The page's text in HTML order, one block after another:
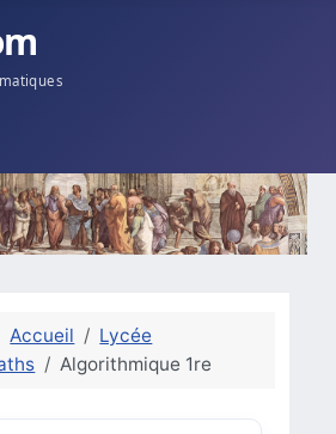
Accueil
Lycée
Algorithmique 1re